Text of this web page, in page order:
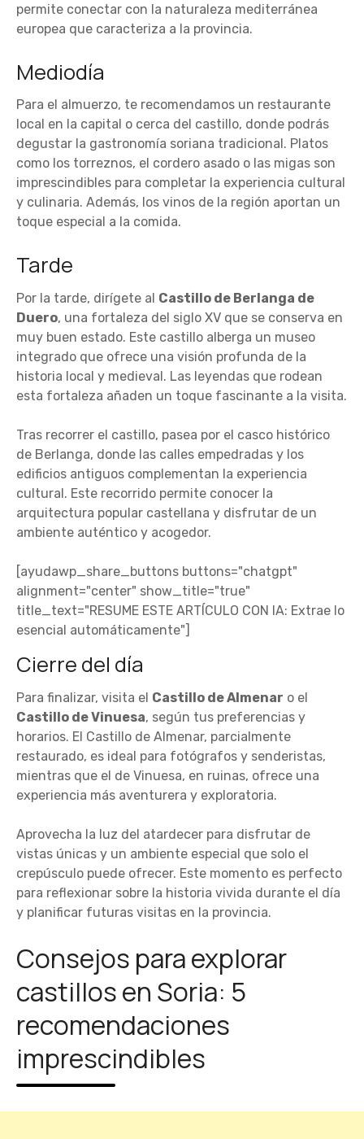
permite conectar con la naturaleza mediterránea
europea que caracteriza a la provincia.
Mediodía
Para el almuerzo, te recomendamos un restaurante
local en la capital o cerca del castillo, donde podrás
degustar la gastronomía soriana tradicional. Platos
como los torreznos, el cordero asado o las migas son
imprescindibles para completar la experiencia cultural
y culinaria. Además, los vinos de la región aportan un
toque especial a la comida.
Tarde
Por la tarde, dirígete al Castillo de Berlanga de
Duero, una fortaleza del siglo XV que se conserva en
muy buen estado. Este castillo alberga un museo
integrado que ofrece una visión profunda de la
historia local y medieval. Las leyendas que rodean
esta fortaleza añaden un toque fascinante a la visita.
Tras recorrer el castillo, pasea por el casco histórico
de Berlanga, donde las calles empedradas y los
edificios antiguos complementan la experiencia
cultural. Este recorrido permite conocer la
arquitectura popular castellana y disfrutar de un
ambiente auténtico y acogedor.
[ayudawp_share_buttons buttons="chatgpt"
alignment="center" show_title="true"
title_text="RESUME ESTE ARTÍCULO CON IA: Extrae lo
esencial automáticamente"]
Cierre del día
Para finalizar, visita el Castillo de Almenar o el
Castillo de Vinuesa, según tus preferencias y
horarios. El Castillo de Almenar, parcialmente
restaurado, es ideal para fotógrafos y senderistas,
mientras que el de Vinuesa, en ruinas, ofrece una
experiencia más aventurera y exploratoria.
Aprovecha la luz del atardecer para disfrutar de
vistas únicas y un ambiente especial que solo el
crepúsculo puede ofrecer. Este momento es perfecto
para reflexionar sobre la historia vivida durante el día
y planificar futuras visitas en la provincia.
Consejos para explorar
castillos en Soria: 5
recomendaciones
imprescindibles